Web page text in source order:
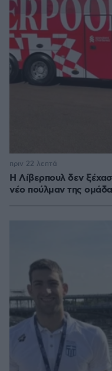
Η Λίβερπουλ δεν
νέο πούλμαν της
πριν 22 λεπτά